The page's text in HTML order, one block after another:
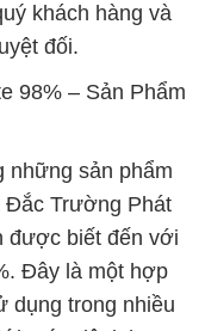
khách hàng và
đối.
98% – Sản Phẩm
những sản phẩm
Đắc Trường Phát
được biết đến với
Đây là một hợp
dụng trong nhiều